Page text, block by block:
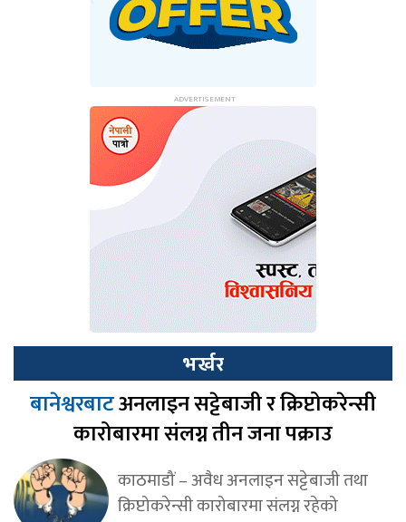
भर्खर
बानेश्वरबाटअनलाइन सट्टेबाजी र क्रिप्टोकरेन्सी
कारोबारमा संलग्न तीन जना पक्राउ
काठमाडौं – अवैध अनलाइन सट्टेबाजी तथा
क्रिप्टोकरेन्सी कारोबारमा संलग्न रहेको